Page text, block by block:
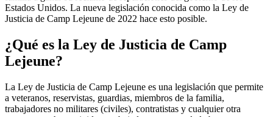
Estados Unidos. La nueva legislación conocida como la Ley de
Justicia de Camp Lejeune de 2022 hace esto posible.
¿Qué es la Ley de Justicia de Camp
Lejeune?
La Ley de Justicia de Camp Lejeune es una legislación que permite
a veteranos, reservistas, guardias, miembros de la familia,
trabajadores no militares (civiles), contratistas y cualquier otra